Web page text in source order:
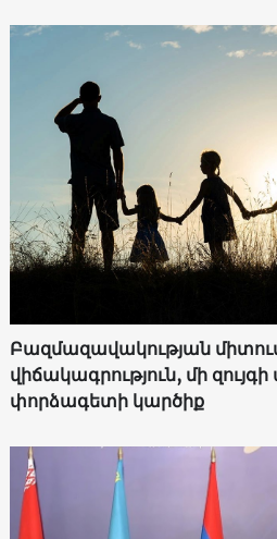
Բազմազավակության
վիճակագրություն, մի
փորձագետի կարծիք